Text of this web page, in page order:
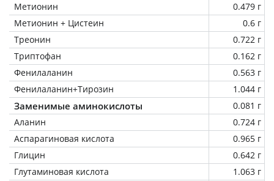
Метионин
0.479 г
Метионин + Цистеин
0.6 г
Треонин
0.722 г
Триптофан
0.162 г
Фенилаланин
0.563 г
Фенилаланин+Тирозин
1.044 г
Заменимые аминокислоты
0.081 г
Аланин
0.724 г
Аспарагиновая кислота
0.965 г
Глицин
0.642 г
Глутаминовая кислота
1.063 г